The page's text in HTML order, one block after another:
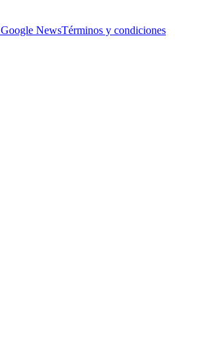
Google NewsTérminos y condiciones